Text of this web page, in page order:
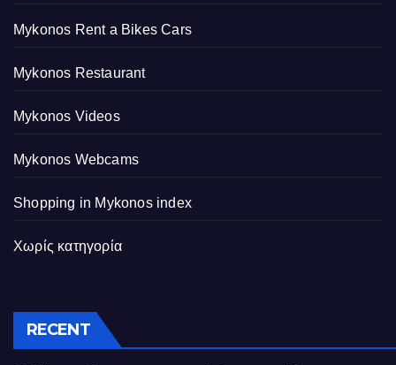
Mykonos Rent a Bikes Cars
Mykonos Restaurant
Mykonos Videos
Mykonos Webcams
Shopping in Mykonos index
Χωρίς κατηγορία
RECENT